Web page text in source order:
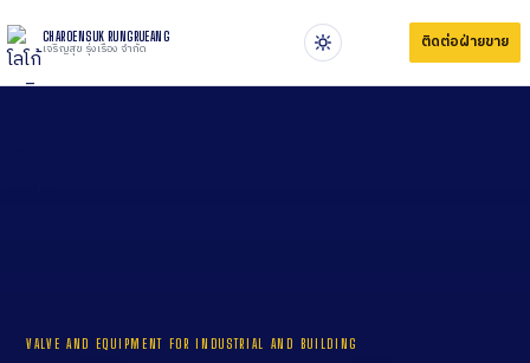
CHAROENSUK RUNGRUEANG
เจริญสุข รุ่งเรือง จำกัด ติดต่อฝ่ายขาย
VALVE AND EQUIPMENT FOR INDUSTRIAL AND BUILDING